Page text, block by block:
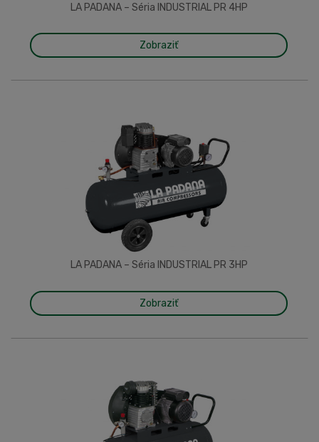
LA PADANA – Séria INDUSTRIAL PR 4HP
Zobraziť
LA PADANA – Séria INDUSTRIAL PR 3HP
Zobraziť